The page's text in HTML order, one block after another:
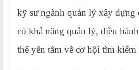
kỹ sư ngành quản lý xây dựng
có khả năng quản lý, điều
thể yên tâm về cơ hội tìm kiếm